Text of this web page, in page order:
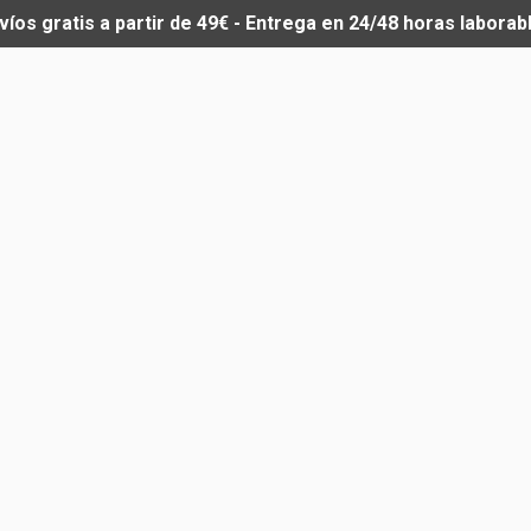
gratis a partir de 49€ - Entrega en 24/48 horas